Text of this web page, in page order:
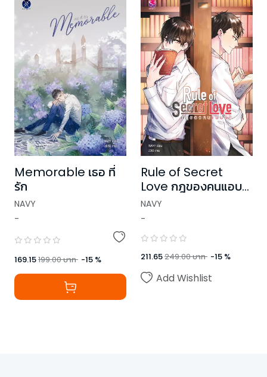
Memorable เธอ ที่
รัก
NAVY
-
169.15199.00บาท -15 %
Rule of Secret
Love กฎของคนแอบ
รัก
NAVY
-
211.65249.00บาท -15 %
Add Wishlist